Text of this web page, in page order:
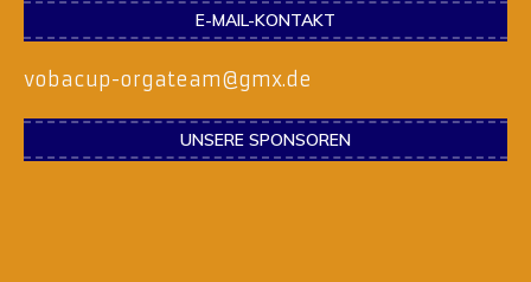
E-MAIL-KONTAKT
vobacup-orgateam@gmx.de
UNSERE SPONSOREN